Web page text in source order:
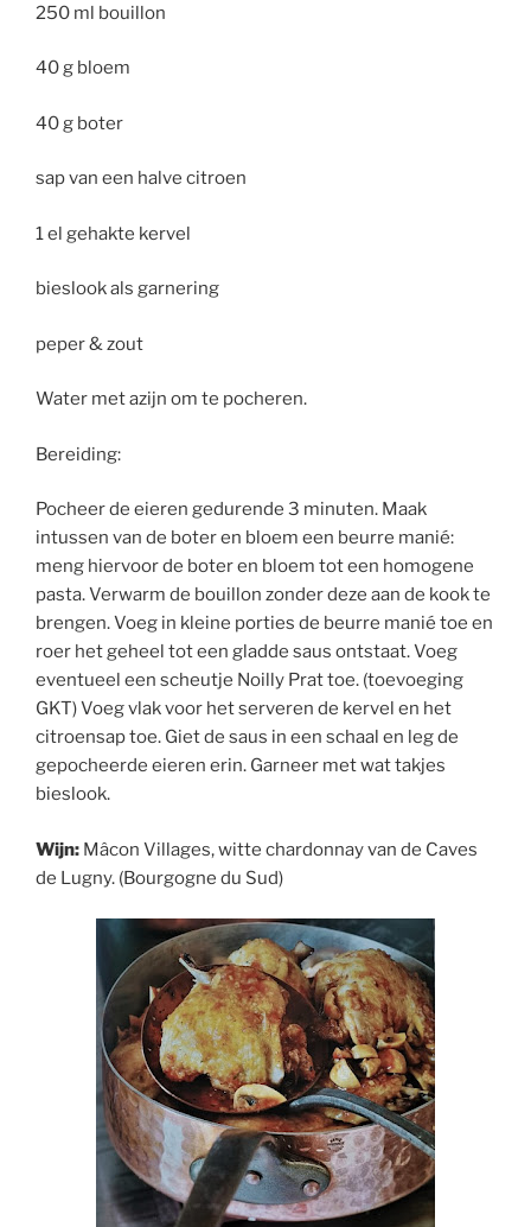
250 ml bouillon
40 g bloem
40 g boter
sap van een halve citroen
1 el gehakte kervel
bieslook als garnering
peper & zout
Water met azijn om te pocheren.
Bereiding:
Pocheer de eieren gedurende 3 minuten. Maak
intussen van de boter en bloem een beurre manié:
meng hiervoor de boter en bloem tot een homogene
pasta. Verwarm de bouillon zonder deze aan de kook te
brengen. Voeg in kleine porties de beurre manié toe en
roer het geheel tot een gladde saus ontstaat. Voeg
eventueel een scheutje Noilly Prat toe. (toevoeging
GKT) Voeg vlak voor het serveren de kervel en het
citroensap toe. Giet de saus in een schaal en leg de
gepocheerde eieren erin. Garneer met wat takjes
bieslook.
Wijn: Mâcon Villages, witte chardonnay van de Caves
de Lugny. (Bourgogne du Sud)